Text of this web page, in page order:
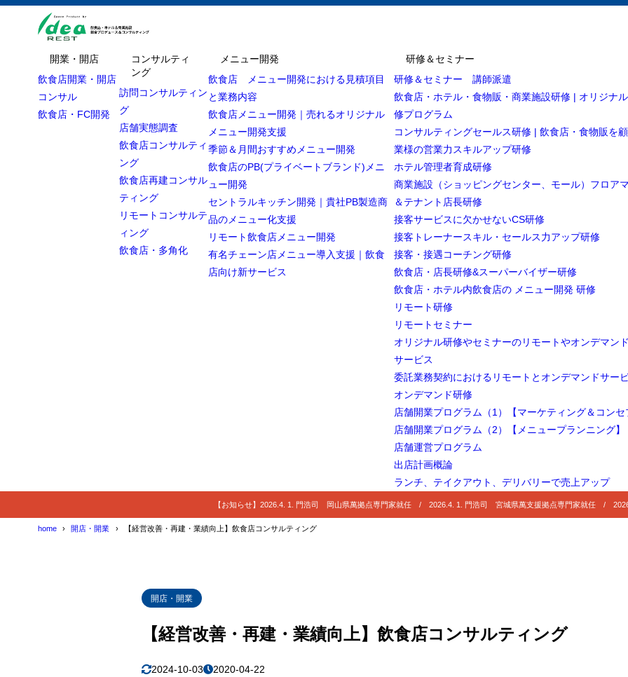
開業・開店
飲食店開業・開店
コンサル
飲食店・FC開発
コンサルティ
ング
訪問コンサルティン
グ
店舗実態調査
飲食店コンサルティ
ング
飲食店再建コンサル
ティング
リモートコンサルテ
ィング
飲食店・多角化
メニュー開発
飲食店 メニュー開発における見積項目
と業務内容
飲食店メニュー開発｜売れるオリジナル
メニュー開発支援
季節＆月間おすすめメニュー開発
飲食店のPB(プライベートブランド)メニ
ュー開発
セントラルキッチン開発｜貴社PB製造商
品のメニュー化支援
リモート飲食店メニュー開発
有名チェーン店メニュー導入支援｜飲食
店向け新サービス
研修＆セミナー
研修＆セミナー 講師派遣
飲食店・ホテル・食物販・商業施設研修 | オリジナ
修プログラム
コンサルティングセールス研修 | 飲食店・食物販を
業様の営業力スキルアップ研修
ホテル管理者育成研修
商業施設（ショッピングセンター、モール）フロア
＆テナント店長研修
接客サービスに欠かせないCS研修
接客トレーナースキル・セールス力アップ研修
接客・接遇コーチング研修
飲食店・店長研修&スーパーバイザー研修
飲食店・ホテル内飲食店の メニュー開発 研修
リモート研修
リモートセミナー
オリジナル研修やセミナーのリモートやオンデマン
サービス
委託業務契約におけるリモートとオンデマンドサー
オンデマンド研修
店舗開業プログラム（1）【マーケティング＆コンセ
店舗開業プログラム（2）【メニュープランニング】
店舗運営プログラム
出店計画概論
ランチ、テイクアウト、デリバリーで売上アップ
【お知らせ】2026.4. 1. 門浩司 岡山県萬拠点専門家就任 / 2026.4. 1. 門浩司 宮城県萬支援拠点専門家就任 /
home 開店・開業 【経営改善・再建・業績向上】飲食店コンサルティング
開店・開業
【経営改善・再建・業績向上】飲食店コンサルティング
2024-10-03 2020-04-22